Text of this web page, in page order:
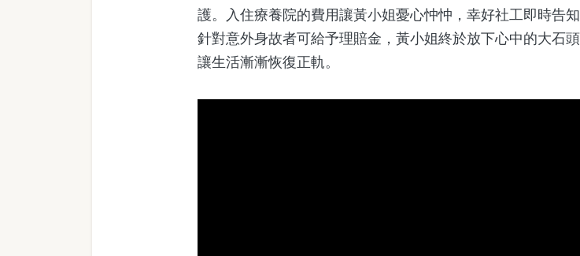
護。入住療養院的費用讓黃小姐憂心忡忡，幸好社工即時告
針對意外身故者可給予理賠金，黃小姐終於放下心中的大石
讓生活漸漸恢復正軌。